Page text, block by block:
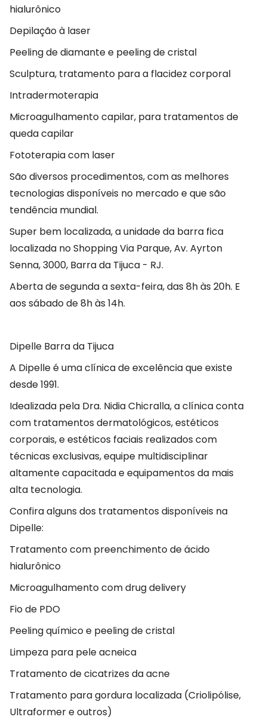
hialurônico
Depilação à laser
Peeling de diamante e peeling de cristal
Sculptura, tratamento para a flacidez corporal
Intradermoterapia
Microagulhamento capilar, para tratamentos de
queda capilar
Fototerapia com laser
São diversos procedimentos, com as melhores
tecnologias disponíveis no mercado e que são
tendência mundial.
Super bem localizada, a unidade da barra fica
localizada no Shopping Via Parque, Av. Ayrton
Senna, 3000, Barra da Tijuca - RJ.
Aberta de segunda a sexta-feira, das 8h às 20h. E
aos sábado de 8h às 14h.
Dipelle Barra da Tijuca
A Dipelle é uma clínica de excelência que existe
desde 1991.
Idealizada pela Dra. Nidia Chicralla, a clínica conta
com tratamentos dermatológicos, estéticos
corporais, e estéticos faciais realizados com
técnicas exclusivas, equipe multidisciplinar
altamente capacitada e equipamentos da mais
alta tecnologia.
Confira alguns dos tratamentos disponíveis na
Dipelle:
Tratamento com preenchimento de ácido
hialurônico
Microagulhamento com drug delivery
Fio de PDO
Peeling químico e peeling de cristal
Limpeza para pele acneica
Tratamento de cicatrizes da acne
Tratamento para gordura localizada (Criolipólise,
Ultraformer e outros)